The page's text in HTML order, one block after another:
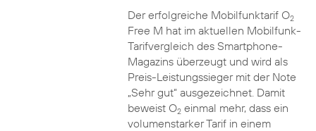
Der erfolgreiche Mobilfunktarif O2
Free M hat im aktuellen Mobilfunk-
Tarifvergleich des Smartphone-
Magazins überzeugt und wird als
Preis-Leistungssieger mit der Note
„Sehr gut“ ausgezeichnet. Damit
beweist O2einmal mehr, dass ein
volumenstarker Tarif in einem